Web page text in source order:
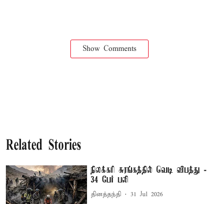
Show Comments
Related Stories
நிலக்கரி சுரங்கத்தில் வெடி விபத்து -
34 பேர் பலி
தினத்தந்தி 31 Jul 2026